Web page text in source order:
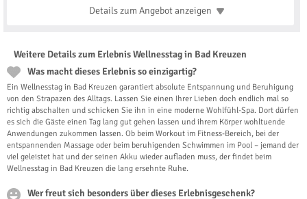
Details zum Angebotanzeigen
Weitere Details zum Erlebnis Wellnesstag in Bad Kreuzen
Was macht dieses Erlebnis so einzigartig?
Ein Wellnesstag in Bad Kreuzen garantiert absolute Entspannung und Beruhigung
von den Strapazen des Alltags. Lassen Sie einen Ihrer Lieben doch endlich mal so
richtig abschalten und schicken Sie ihn in eine moderne Wohlfühl-Spa. Dort dürfen
es sich die Gäste einen Tag lang gut gehen lassen und ihrem Körper wohltuende
Anwendungen zukommen lassen. Ob beim Workout im Fitness-Bereich, bei der
entspannenden Massage oder beim beruhigenden Schwimmen im Pool – jemand der
viel geleistet hat und der seinen Akku wieder aufladen muss, der findet beim
Wellnesstag in Bad Kreuzen die lang ersehnte Ruhe.
Wer freut sich besonders über dieses Erlebnisgeschenk?